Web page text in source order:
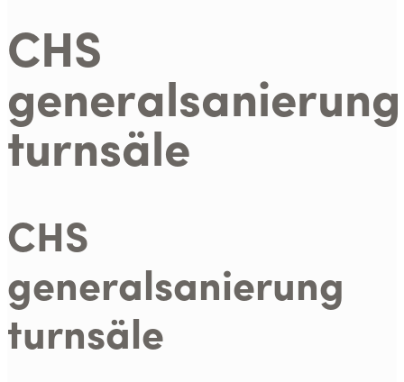
CHS
generalsanierung
turnsäle
CHS
generalsanierung
turnsäle